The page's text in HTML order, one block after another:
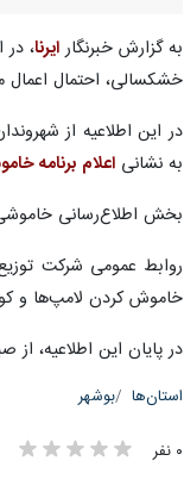
به گزارش خبرنگارایرنا،
خشکسالی، احتمال
در این اطلاعیه از
به نشانی اعلام برنامه
بخش اطلاع‌رسانی
خاموش کردن لامپ‌ها و کولرهای غیرضروری و
در پایان این اطلاعیه،
استان‌ها بوشهر
۰ نفر